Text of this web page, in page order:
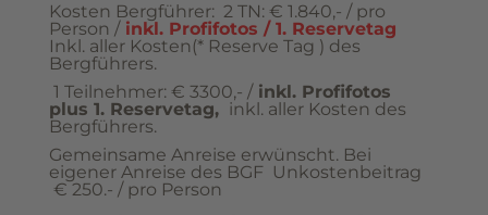
Kosten Bergführer: 2 TN: € 1.840,- / pro
Person /inkl. Profifotos / 1. Reservetag
Inkl. aller Kosten(* Reserve Tag ) des
Bergführers.
1 Teilnehmer: € 3300,- /inkl. Profifotos
plus 1. Reservetag, inkl. aller Kosten des
Bergführers.
Gemeinsame Anreise erwünscht. Bei
eigener Anreise des BGF Unkostenbeitrag
€ 250.- / pro Person